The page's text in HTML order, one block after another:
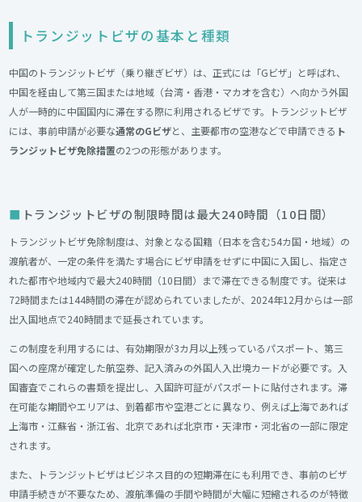
トランジットビザの基本と種類
中国のトランジットビザ（乗り継ぎビザ）は、正式には「Gビザ」と呼ばれ、
中国を経由して第三国または地域（台湾・香港・マカオを含む）へ向かう外国
人が一時的に中国国内に滞在する際に利用されるビザです。トランジットビザ
には、事前申請が必要な通常のGビザと、主要都市の空港などで申請できる ト
ランジットビザ免除措置の2つの形態があります。
トランジットビザの制限時間は最大240時間（10日間）
トランジットビザ免除制度は、対象となる国籍（日本を含む54カ国・地域）の
渡航者が、一定の条件を満たす場合にビザ申請をせずに中国に入国し、指定さ
れた都市や地域内で最大240時間（10日間）まで滞在できる制度です。従来は
72時間または144時間の滞在が認められていましたが、2024年12月からは一部
出入国地点で240時間まで延長されています。
この制度を利用するには、有効期限が3カ月以上残っているパスポート、第三
国への座席が確定した航空券、記入済みの外国人入出境カードが必要です。入
国審査でこれらの書類を提出し、入国許可証がパスポートに貼付されます。滞
在可能な期間やエリアは、到着都市や空港ごとに異なり、例えば上海であれば
上海市・江蘇省・浙江省、北京であれば北京市・天津市・河北省の一部に限定
されます。
また、トランジットビザはビジネス目的の短期滞在にも利用でき、事前のビザ
申請手続きが不要なため、渡航準備の手間や時間が大幅に短縮されるのが特徴